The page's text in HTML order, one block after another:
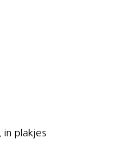
plakjes